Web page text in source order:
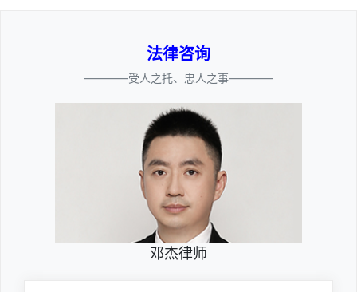
法律咨询
————受人之托、忠人之事————
邓杰律师